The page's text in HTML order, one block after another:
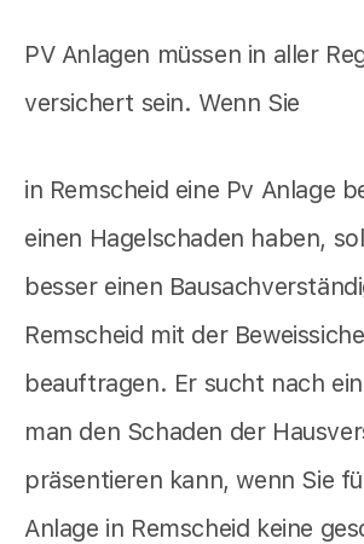
PV Anlagen müssen in aller
versichert sein. Wenn Sie
in Remscheid eine Pv Anlage
einen Hagelschaden haben,
besser einen
Remscheid mit der
beauftragen. Er sucht nach
man den Schaden der
präsentieren kann, wenn Sie
Anlage in Remscheid keine